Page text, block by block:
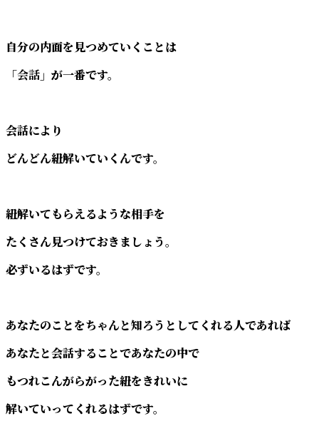
自分の内面を見つめていくことは
「会話」 が一番です。
会話により
どんどん紐解いていくんです。
紐解いてもらえるような相手を
たくさん見つけておきましょう。
必ずいるはずです。
あなたのことをちゃんと知ろうとしてくれる人であれば
あなたと会話することであなたの中で
もつれこんがらがった紐をきれいに
解いていってくれるはずです。